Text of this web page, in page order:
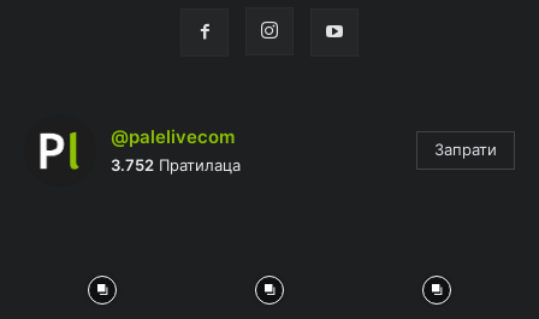
@palelivecom
3.752 Пратилаца
Запрати